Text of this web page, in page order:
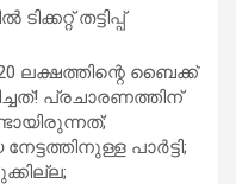
തട്ടിപ്പ്
ലക്ഷത്തിന്റെ ബൈക്ക്
പ്രചാരണത്തിന്
പാര്‍ട്ടി;